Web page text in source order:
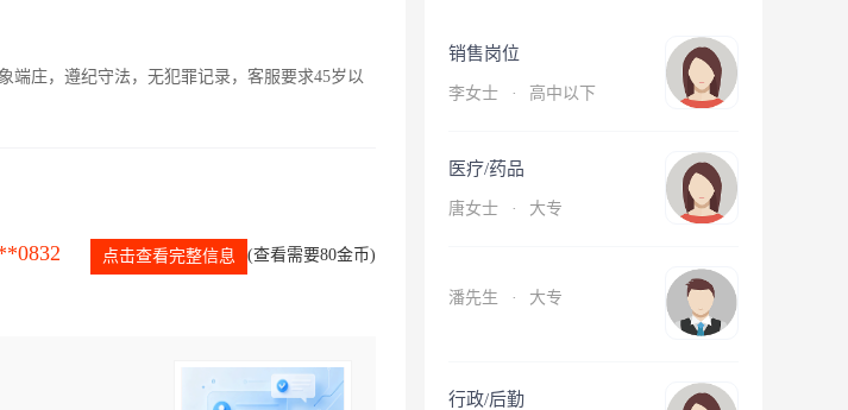
端庄，遵纪守法，无犯罪记录，客服要求45岁以
点击查看完整信息 (查看需要80金币)
销售岗位
李女士 · 高中以下
医疗/药品
唐女士 · 大专
潘先生 · 大专
行政/后勤